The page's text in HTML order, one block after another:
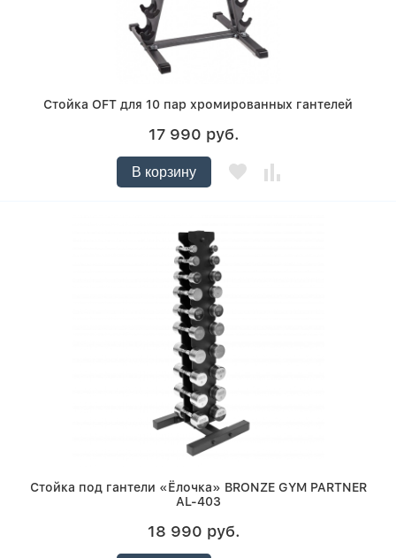
Стойка OFT для 10 пар хромированных гантелей
17 990 руб.
В корзину
Стойка под гантели «Ёлочка» BRONZE GYM PARTNER
AL-403
18 990 руб.